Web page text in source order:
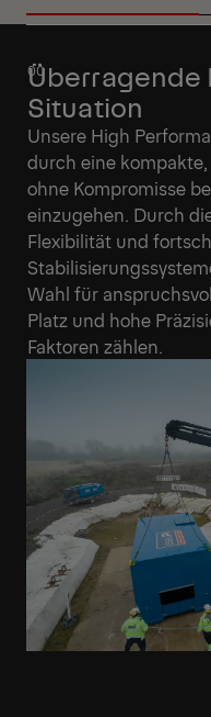
Überragende
Situation
Unsere High
durch eine
ohne Kompromisse
einzugehen. Durch
Flexibilität und
Wahl für
Platz und hohe
Faktoren zählen.